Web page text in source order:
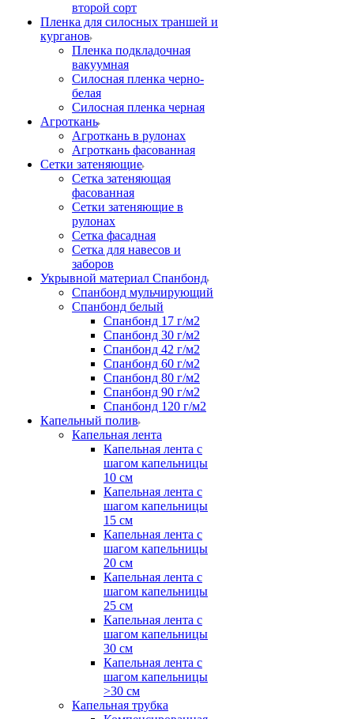
второй сорт
Пленка для силосных траншей и
курганов
Пленка подкладочная
вакуумная
Силосная пленка черно-
белая
Силосная пленка черная
Агроткань
Агроткань в рулонах
Агроткань фасованная
Сетки затеняющие
Сетка затеняющая
фасованная
Сетки затеняющие в
рулонах
Сетка фасадная
Сетка для навесов и
заборов
Укрывной материал Спанбонд
Спанбонд мульчирующий
Спанбонд белый
Спанбонд 17 г/м2
Спанбонд 30 г/м2
Спанбонд 42 г/м2
Спанбонд 60 г/м2
Спанбонд 80 г/м2
Спанбонд 90 г/м2
Спанбонд 120 г/м2
Капельный полив
Капельная лента
Капельная лента с
шагом капельницы
10 см
Капельная лента с
шагом капельницы
15 см
Капельная лента с
шагом капельницы
20 см
Капельная лента с
шагом капельницы
25 см
Капельная лента с
шагом капельницы
30 см
Капельная лента с
шагом капельницы
>30 см
Капельная трубка